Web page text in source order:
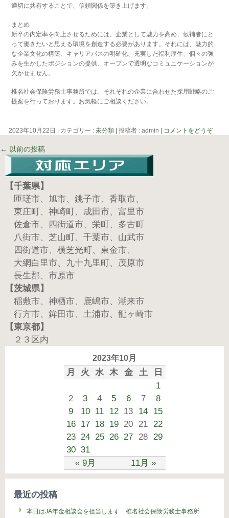
適切に共有することで、信頼関係を築き上げます。
まとめ
新卒の内定率を向上させるためには、企業として魅力を高め、候補者にと
って働きたいと思える環境を創造する必要があります。それには、魅力的
な企業文化の構築、キャリアパスの明確化、充実した福利厚生、個々の強
みを生かしたポジションの提供、オープンで透明なコミュニケーションが
欠かせません。
椎名社会保険労務士事務所では、それぞれの企業に合わせた採用戦略のご
提案を行っております。お気軽にご相談ください。
2023年10月22日 カテゴリー :未分類 |投稿者 : admin コメントをどうぞ
← 以前の投稿
【千葉県】
匝瑳市、旭市、銚子市、香取市、
東庄町、神崎町、成田市、富里市
佐倉市、四街道市、栄町、多古町
八街市、芝山町、千葉市、山武市
四街道市、横芝光町、東金市、
大網白里市、九十九里町、茂原市
長生郡、市原市
【茨城県】
稲敷市、神栖市、鹿嶋市、潮来市
行方市、鉾田市、土浦市、龍ヶ崎市
【東京都】
２３区内
2023年10月
月 火 水 木 金 土 日
« 9月 11月 »
1
2
3 4 5 6 7
8
9
10 11 12 13 14 15
16 17 18 19 20 21 22
23 24 25 26 27 28 29
30 31
最近の投稿
本日はJA年金相談会を担当します 椎名社会保険労務士事務所